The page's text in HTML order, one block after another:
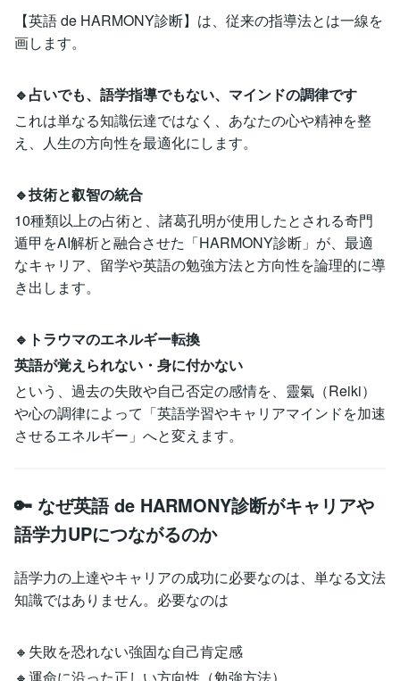
【英語 de HARMONY診断】は、従来の指導法とは一線を
画します。
🔹占いでも、語学指導でもない、マインドの調律です
これは単なる知識伝達ではなく、あなたの心や精神を整
え、人生の方向性を最適化にします。
🔹技術と叡智の統合
10種類以上の占術と、諸葛孔明が使用したとされる奇門
遁甲をAI解析と融合させた「HARMONY診断」が、最適
なキャリア、留学や英語の勉強方法と方向性を論理的に導
き出します。
🔹トラウマのエネルギー転換
英語が覚えられない・身に付かない
という、過去の失敗や自己否定の感情を、靈氣（Reiki）
や心の調律によって「英語学習やキャリアマインドを加速
させるエネルギー」へと変えます。
🔑 なぜ英語 de HARMONY診断がキャリアや
語学力UPにつながるのか
語学力の上達やキャリアの成功に必要なのは、単なる文法
知識ではありません。必要なのは
🔸失敗を恐れない強固な自己肯定感
🔸運命に沿った正しい方向性（勉強方法）